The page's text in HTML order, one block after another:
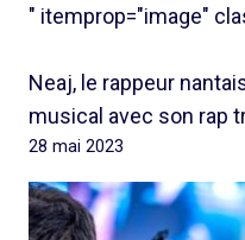
" itemprop="image"
Neaj, le rappeur
musical avec son rap
28 mai 2023